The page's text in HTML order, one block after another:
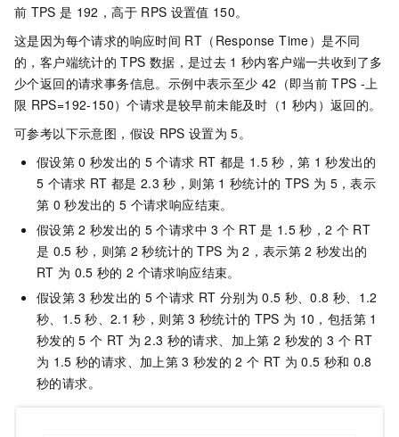
前 TPS 是 192，高于 RPS 设置值 150。
这是因为每个请求的响应时间 RT（Response Time）是不同
的，客户端统计的 TPS 数据，是过去 1 秒内客户端一共收到了多
少个返回的请求事务信息。示例中表示至少 42（即当前 TPS -上
限 RPS=192-150）个请求是较早前未能及时（1 秒内）返回的。
可参考以下示意图，假设 RPS 设置为 5。
假设第 0 秒发出的 5 个请求 RT 都是 1.5 秒，第 1 秒发出的
5 个请求 RT 都是 2.3 秒，则第 1 秒统计的 TPS 为 5，表示
第 0 秒发出的 5 个请求响应结束。
假设第 2 秒发出的 5 个请求中 3 个 RT 是 1.5 秒，2 个 RT
是 0.5 秒，则第 2 秒统计的 TPS 为 2，表示第 2 秒发出的
RT 为 0.5 秒的 2 个请求响应结束。
假设第 3 秒发出的 5 个请求 RT 分别为 0.5 秒、0.8 秒、1.2
秒、1.5 秒、2.1 秒，则第 3 秒统计的 TPS 为 10，包括第 1
秒发的 5 个 RT 为 2.3 秒的请求、加上第 2 秒发的 3 个 RT
为 1.5 秒的请求、加上第 3 秒发的 2 个 RT 为 0.5 秒和 0.8
秒的请求。